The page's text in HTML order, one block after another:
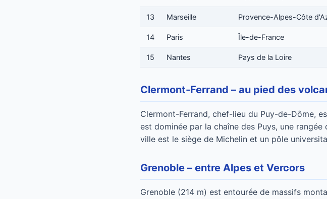
13 Marseille Provence-Alpes-Côte
14 Paris Île-de-France
15 Nantes Pays de la Loire
Clermont-Ferrand – au pied des
Clermont-Ferrand, chef-lieu du Puy-de-Dôme,
est dominée par la chaîne des Puys, une
ville est le siège de Michelin et un pôle
Grenoble – entre Alpes et Vercors
Grenoble (214 m) est entourée de massifs